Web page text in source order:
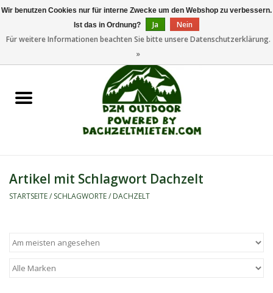
Dachzeltanhänger
Camping/Outdoor
Marken
Artikel mit Schlagwort Dachzelt
STARTSEITE/ SCHLAGWORTE/ DACHZELT
Wir benutzen Cookies nur für interne Zwecke um den Webshop zu verbessern.
Ist das in Ordnung?
Ja
Nein
Für weitere Informationen beachten Sie bitte unsere Datenschutzerklärung.
»